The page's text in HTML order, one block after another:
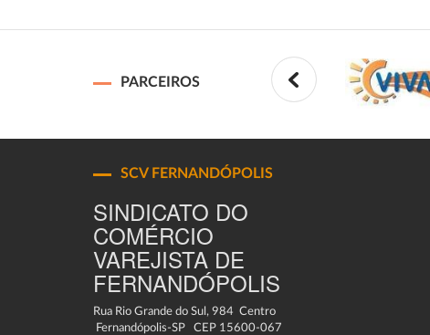
PARCEIROS
SCV FERNANDÓPOLIS
SINDICATO DO
COMÉRCIO
VAREJISTA DE
FERNANDÓPOLIS
Rua Rio Grande do Sul, 984 Centro
Fernandópolis-SP CEP 15600-067